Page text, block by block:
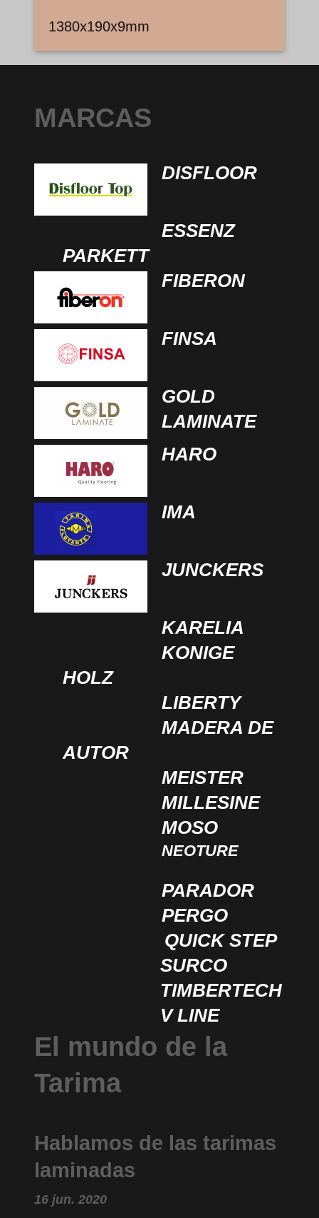
1380x190x9mm
MARCAS
DISFLOOR
ESSENZ
PARKETT
FIBERON
FINSA
GOLD
LAMINATE
HARO
IMA
JUNCKERS
KARELIA
KONIGE
HOLZ
LIBERTY
MADERA DE
AUTOR
MEISTER
MILLESINE
MOSO
NEOTURE
PARADOR
PERGO
QUICK STEP
SURCO
TIMBERTECH
V LINE
El mundo de la
Tarima
Hablamos de las tarimas
laminadas
16 jun. 2020